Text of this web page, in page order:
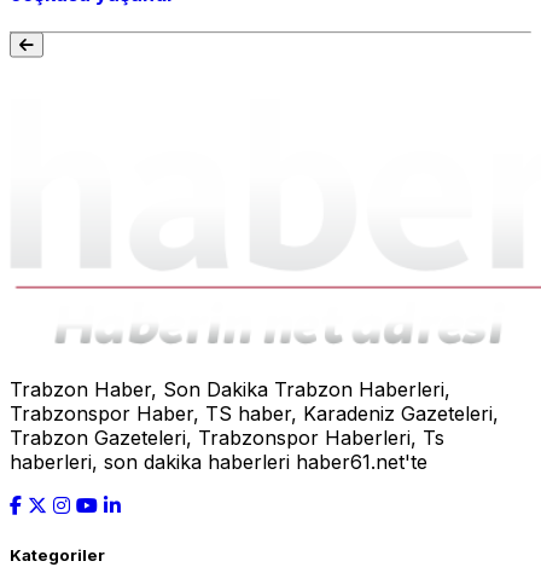
Trabzon Haber, Son Dakika Trabzon Haberleri,
Trabzonspor Haber, TS haber, Karadeniz Gazeteleri,
Trabzon Gazeteleri, Trabzonspor Haberleri, Ts
haberleri, son dakika haberleri haber61.net'te
Kategoriler